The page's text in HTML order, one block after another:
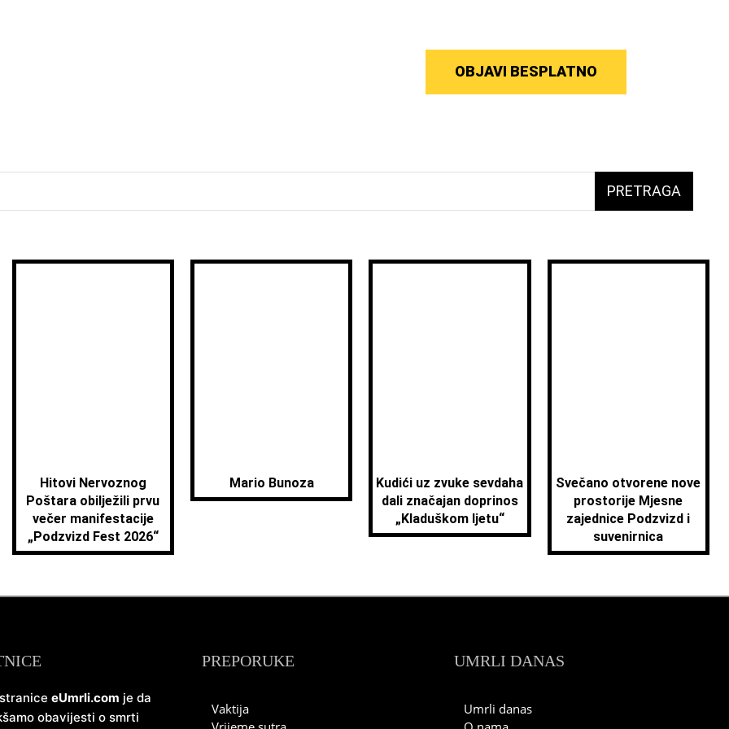
OBJAVI BESPLATNO
PRETRAGA
Hitovi Nervoznog
Poštara obilježili prvu
večer manifestacije
„Podzvizd Fest 2026“
Mario Bunoza
Kudići uz zvuke sevdaha
dali značajan doprinos
„Kladuškom ljetu“
Svečano otvorene nove
prostorije Mjesne
zajednice Podzvizd i
suvenirnica
eUmrli.com je da
obavijesti o smrti
PREPORUKE
Vaktija
UMRLI DANAS
Umrli danas